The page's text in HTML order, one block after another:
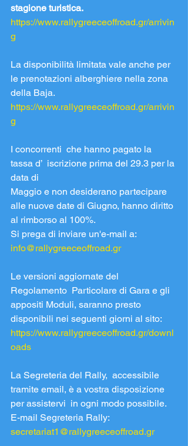
stagione turistica.
https://www.rallygreeceoffroad.gr/arrivin
g
La disponibilità limitata vale anche per
le prenotazioni alberghiere nella zona
della Baja.
https://www.rallygreeceoffroad.gr/arrivin
g
I concorrenti  che hanno pagato la
tassa d’  iscrizione prima del 29.3 per la
data di
Maggio e non desiderano partecipare
alle nuove date di Giugno, hanno diritto
al rimborso al 100%.
Si prega di inviare un'e-mail a:
info@rallygreeceoffroad.gr
Le versioni aggiornate del
Regolamento  Particolare di Gara e gli
appositi Moduli, saranno presto
disponibili nei seguenti giorni al sito:
https://www.rallygreeceoffroad.gr/downl
oads
La Segreteria del Rally,  accessibile
tramite email, è a vostra disposizione
per assistervi  in ogni modo possibile.
E-mail Segreteria Rally:
secretariat1@rallygreeceoffroad.gr